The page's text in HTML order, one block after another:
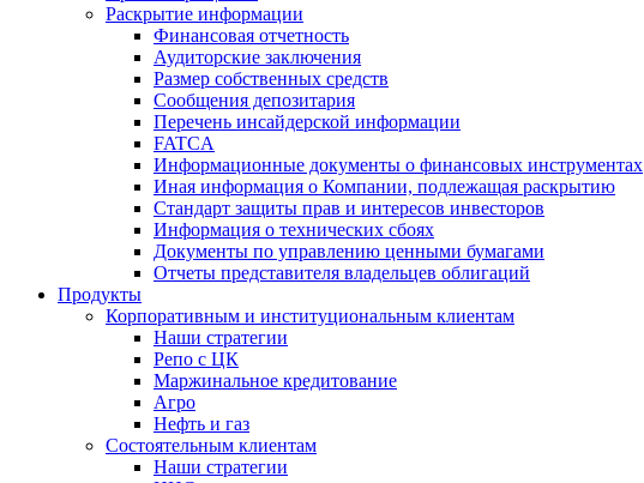
Раскрытие информации
Финансовая отчетность
Аудиторские заключения
Размер собственных средств
Сообщения депозитария
Перечень инсайдерской информации
FATCA
Информационные документы о финансовых инструментах
Иная информация о Компании, подлежащая раскрытию
Стандарт защиты прав и интересов инвесторов
Информация о технических сбоях
Документы по управлению ценными бумагами
Отчеты представителя владельцев облигаций
Продукты
Корпоративным и институциональным клиентам
Наши стратегии
Репо с ЦК
Маржинальное кредитование
Агро
Нефть и газ
Состоятельным клиентам
Наши стратегии